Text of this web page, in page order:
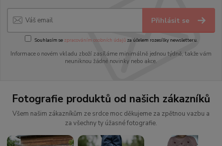
Přihlásit se
Souhlasím se zpracováním osobních údajůza účelem rozesílky newsletteru.
Informace o novém vkladu zboží zasíláme minimálně jednou týdně, takže vám
neuniknou žádné novinky nebo akce.
Fotografie produktů od našich zákazníků
Všem našim zákazníkům ze srdce moc děkujeme za zpětnou vazbu a
za všechny ty úžasné fotografie.